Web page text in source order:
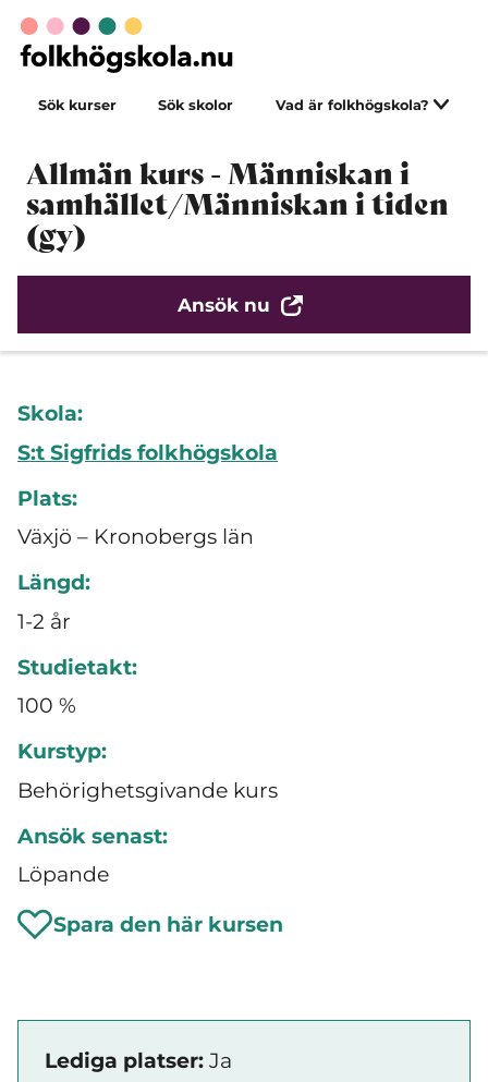
Sök kurser Sök skolor Vad är folkhögskola?
Allmän kurs - Människan i
samhället/Människan i tiden
(gy)
Ansök nu
Skola:
S:t Sigfrids folkhögskola
Plats:
Växjö – Kronobergs län
Längd:
1-2 år
Studietakt:
100 %
Kurstyp:
Behörighetsgivande kurs
Ansök senast:
Löpande
Spara den här kursen
Lediga platser: Ja